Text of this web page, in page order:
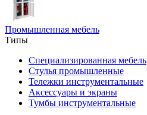
Промышленная мебель
Типы
Специализированная мебель
Стулья промышленные
Тележки инструментальные
Аксессуары и экраны
Тумбы инструментальные